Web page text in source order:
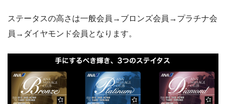
ステータスの高さは一般会員→ブロンズ会員→プラチナ会
員→ダイヤモンド会員となります。